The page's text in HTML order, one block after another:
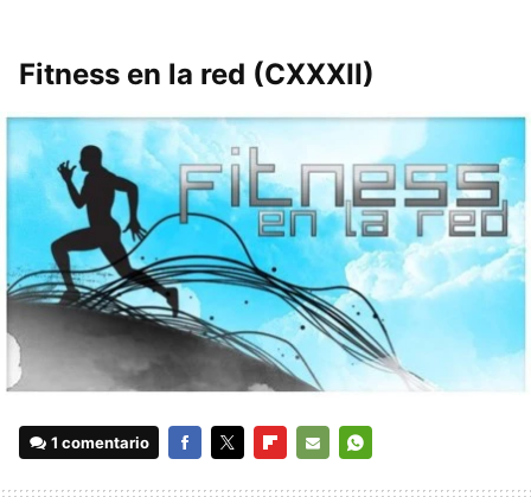
Fitness en la red (CXXXII)
1 comentario